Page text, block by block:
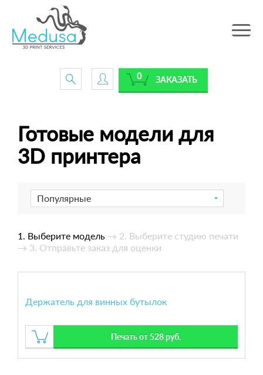
Toggle
ЗАКАЗАТЬ
0
Готовые модели для
3D принтера
Популярные
1. Выберите модель → 2. Выберите студию печати
→ 3. Отправьте заказ для оценки
Держатель для винных бутылок
Печать от 528 руб.